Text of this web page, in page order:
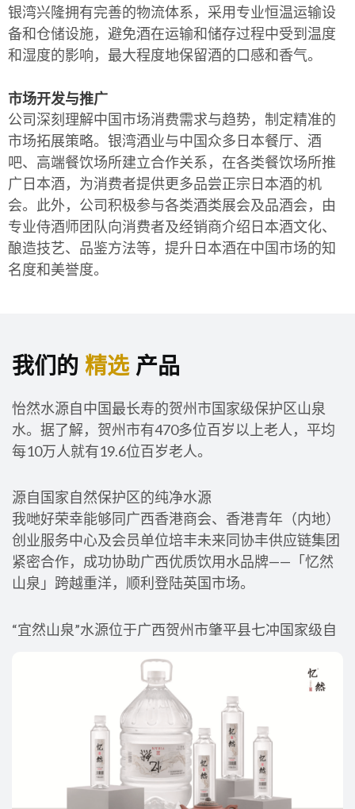
银湾兴隆拥有完善的物流体系，采用专业恒温运输设
备和仓储设施，避免酒在运输和储存过程中受到温度
和湿度的影响，最大程度地保留酒的口感和香气。
市场开发与推广
公司深刻理解中国市场消费需求与趋势，制定精准的
市场拓展策略。银湾酒业与中国众多日本餐厅、酒
吧、高端餐饮场所建立合作关系，在各类餐饮场所推
广日本酒，为消费者提供更多品尝正宗日本酒的机
会。此外，公司积极参与各类酒类展会及品酒会，由
专业侍酒师团队向消费者及经销商介绍日本酒文化、
酿造技艺、品鉴方法等，提升日本酒在中国市场的知
名度和美誉度。
我们的 精选产品
怡然水源自中国最长寿的贺州市国家级保护区山泉
水。据了解，贺州市有470多位百岁以上老人，平均
每10万人就有19.6位百岁老人。
源自国家自然保护区的纯净水源
我哋好荣幸能够同广西香港商会、香港青年（内地）
创业服务中心及会员单位培丰未来同协丰供应链集团
紧密合作，成功协助广西优质饮用水品牌——「忆然
山泉」跨越重洋，顺利登陆英国市场。
“宜然山泉”水源位于广西贺州市肇平县七冲国家级自
的矿物质和微量元素，口感清冽甘甜，回味无穷。此
次成功出口，彰显了该品牌享誉国际的品质，也标志
着广西绿色生态品牌走向全球的重要里程碑。
一站式专业服务，助力桂品出海
Silver Bay 充分发挥我哋喺全球采购、物流协调及市
场拓展方面慨专业优势，为「忆然山泉」提供咗端到